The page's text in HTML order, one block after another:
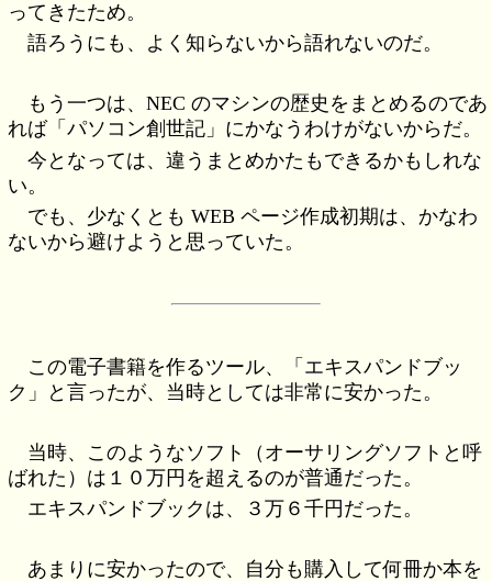
ってきたため。
語ろうにも、よく知らないから語れないのだ。
もう一つは、NEC のマシンの歴史をまとめるのであ
れば「パソコン創世記」にかなうわけがないからだ。
今となっては、違うまとめかたもできるかもしれな
い。
でも、少なくとも WEB ページ作成初期は、かなわ
ないから避けようと思っていた。
この電子書籍を作るツール、「エキスパンドブッ
ク」と言ったが、当時としては非常に安かった。
当時、このようなソフト（オーサリングソフトと呼
ばれた）は１０万円を超えるのが普通だった。
エキスパンドブックは、３万６千円だった。
あまりに安かったので、自分も購入して何冊か本を